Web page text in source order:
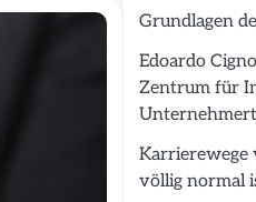
Grundlagen
Edoardo
Zentrum für
Karrierewege
völlig normal